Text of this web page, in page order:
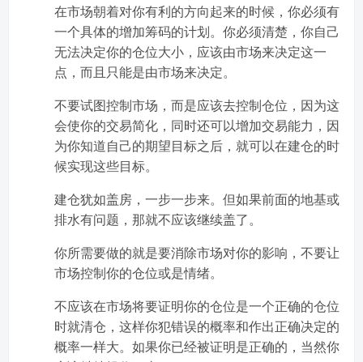
在市场朝着对你有利的方向起来的时候，你必须有
一个具体的增加筹码的计划。你必须清楚，你自己
无法决定你的仓位大小，应该由市场来决定这一
点，而且只能是由市场来决定。
不要试图控制市场，而是应该去控制仓位，因为这
会使你的交易简化，同时还可以增加交易能力，因
为你知道自己的期望目标之后，就可以在建仓的时
候实现这些目标。
建仓犹如盖房，一步一步来。但如果前面的地基或
排水有问题，那就不应该继续盖了。
你所需要做的就是要消除市场对你的影响，不要让
市场控制你的仓位或是情绪。
不应该在市场将要证明你的仓位是一个正确的仓位
时就清仓，这样你犯错误的概率和作出正确决定的
概率一样大。如果你已经被证明是正确的，当然你